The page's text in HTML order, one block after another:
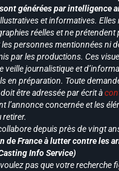
générées par intelligence
et informatives. Elles
réelles et ne prétendent
personnes mentionnées ni
par les productions. Ces
veille journalistique et
en préparation. Toute
être adressée par écrit à
l’annonce concernée et les
retirer.
depuis près de vingt
de France à lutter contre les
Info Service)
pas que votre recherche